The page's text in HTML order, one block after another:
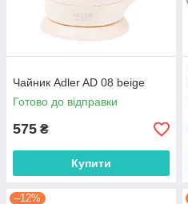
Чайник Adler AD 08 beige
Готово до відправки
575 ₴
Купити
–12%